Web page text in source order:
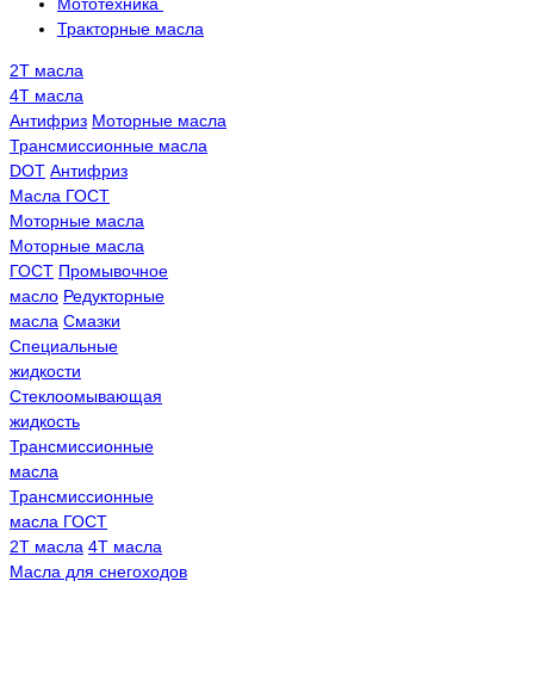
Тракторные масла
2Т масла
4Т масла
Антифриз Моторные масла
Трансмисcионные масла
DOT Антифриз
Масла ГОСТ
Моторные масла
Моторные масла
ГОСТ Промывочное
масло Редукторные
масла Смазки
Специальные
жидкости
Стеклоомывающая
жидкость
Трансмиссионные
масла
Трансмиссионные
масла ГОСТ
2Т масла 4Т масла
Масла для снегоходов